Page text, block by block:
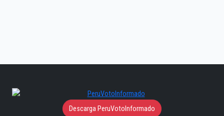
Descarga PeruVotoInformado